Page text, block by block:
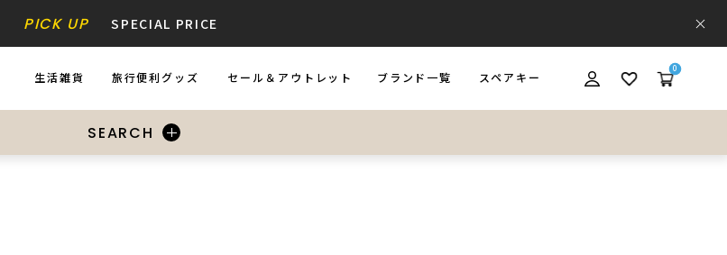
PICK UP SPECIAL PRICE
生活雑貨
旅行便利グッズ
セール＆アウトレット
ブランド一覧
スペアキー
0
SEARCH